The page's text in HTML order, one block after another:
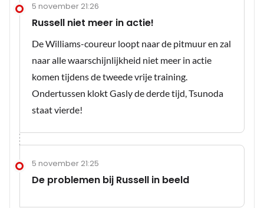
5 november 21:26
Russell niet meer in actie!
De Williams-coureur loopt naar de pitmuur en zal
naar alle waarschijnlijkheid niet meer in actie
komen tijdens de tweede vrije training.
Ondertussen klokt Gasly de derde tijd, Tsunoda
staat vierde!
5 november 21:25
De problemen bij Russell in beeld